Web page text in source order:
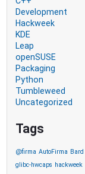
Development
Hackweek
KDE
Leap
openSUSE
Packaging
Python
Tumbleweed
Uncategorized
Tags
@firma AutoFirma Bard
glibc-hwcaps hackweek